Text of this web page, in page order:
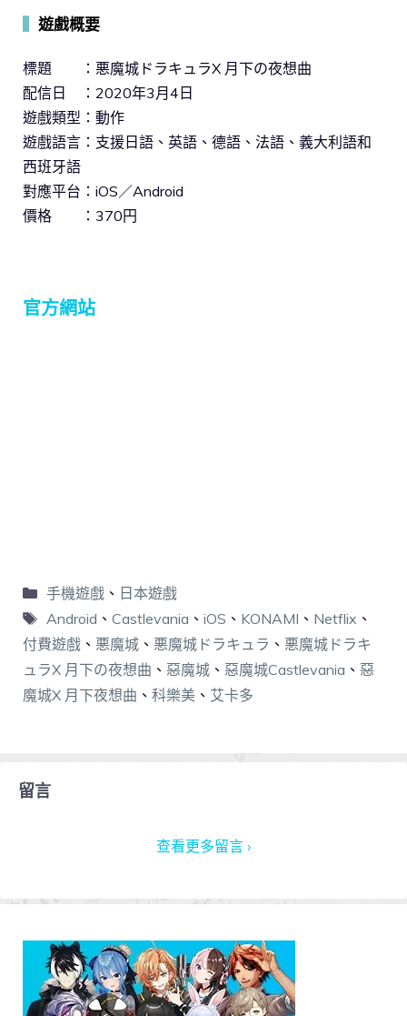
遊戲概要
標題 ：悪魔城ドラキュラX 月下の夜想曲
配信日 ：2020年3月4日
遊戲類型：動作
遊戲語言：支援日語、英語、德語、法語、義大利語和
西班牙語
對應平台：iOS／Android
價格 ：370円
官方網站
手機遊戲、 日本遊戲
Android 、 Castlevania 、 iOS 、 KONAMI 、 Netflix 、
付費遊戲 、 悪魔城 、 悪魔城ドラキュラ 、 悪魔城ドラキ
ュラX 月下の夜想曲 、 惡魔城 、 惡魔城Castlevania 、 惡
魔城X 月下夜想曲 、 科樂美 、 艾卡多
留言
查看更多留言 ›